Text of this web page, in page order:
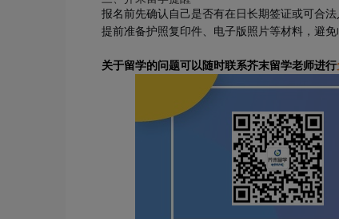
报名前先确认自己是否有在日长期签证或可合法
提前准备护照复印件、电子版照片等材料，避免
关于留学的问题可以随时联系芥末留学老师进行